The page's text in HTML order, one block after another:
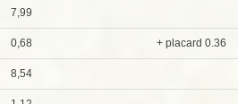
7,99
0,68 + placard 0.36
8,54